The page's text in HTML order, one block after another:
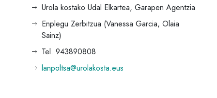
Urola kostako Udal Elkartea, Garapen Agentzia
Enplegu Zerbitzua (Vanessa Garcia, Olaia
Sainz)
Tel. 943890808
lanpoltsa@urolakosta.eus